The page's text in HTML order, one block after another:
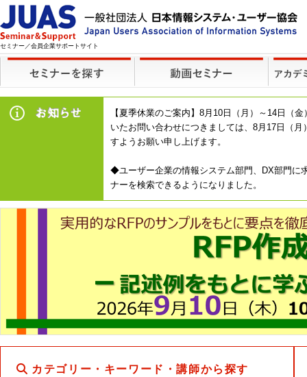
セミナー／会員企業サポートサイト
【夏季休業のご案内】8月10日（月）～14日（
いたお問い合わせにつきましては、8月17日（
すようお願い申し上げます。
◆ユーザー企業の情報システム部門、DX部門に
ナーを検索できるようになりました。
カテゴリー・キーワード・講師から探す